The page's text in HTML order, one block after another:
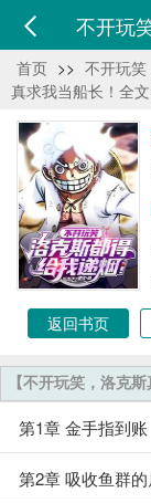
不开玩
首页 >> 不开玩笑
真求我当船长！全
返回书页
【不开玩笑，洛克
第1章 金手指到账
第2章 吸收鱼群